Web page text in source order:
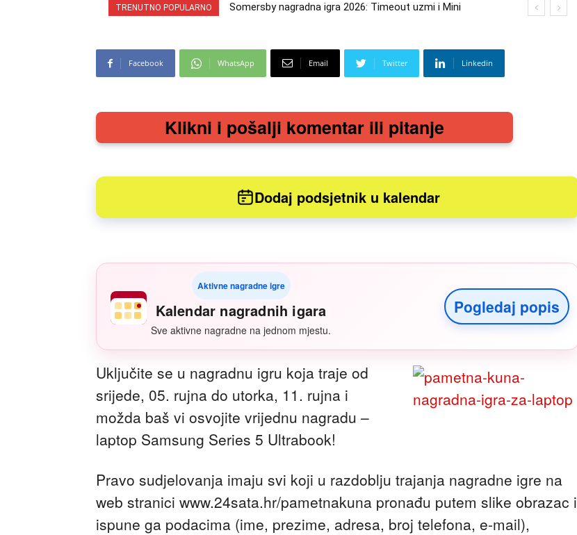
TRENUTNO POPULARNO
Somersby nagradna igra 2026: Timeout uzmi i Mini
INA nagradna igra 2026: Kupi bilo što i osvoji putovanje
Facebook WhatsApp Email Twitter Linkedin
Klikni i pošalji komentar ili pitanje
Dodaj podsjetnik u kalendar
Aktivne nagradne igre
Kalendar nagradnih igara
Sve aktivne nagradne na jednom mjestu.
Pogledaj popis
Uključite se u nagradnu igru koja traje od
srijede, 05. rujna do utorka, 11. rujna i
možda baš vi osvojite vrijednu nagradu –
laptop Samsung Series 5 Ultrabook!
Pravo sudjelovanja imaju svi koji u razdoblju trajanja nagradne igre na
web stranici www.24sata.hr/pametnakuna pronađu putem slike obrazac i
ispune ga podacima (ime, prezime, adresa, broj telefona, e-mail),